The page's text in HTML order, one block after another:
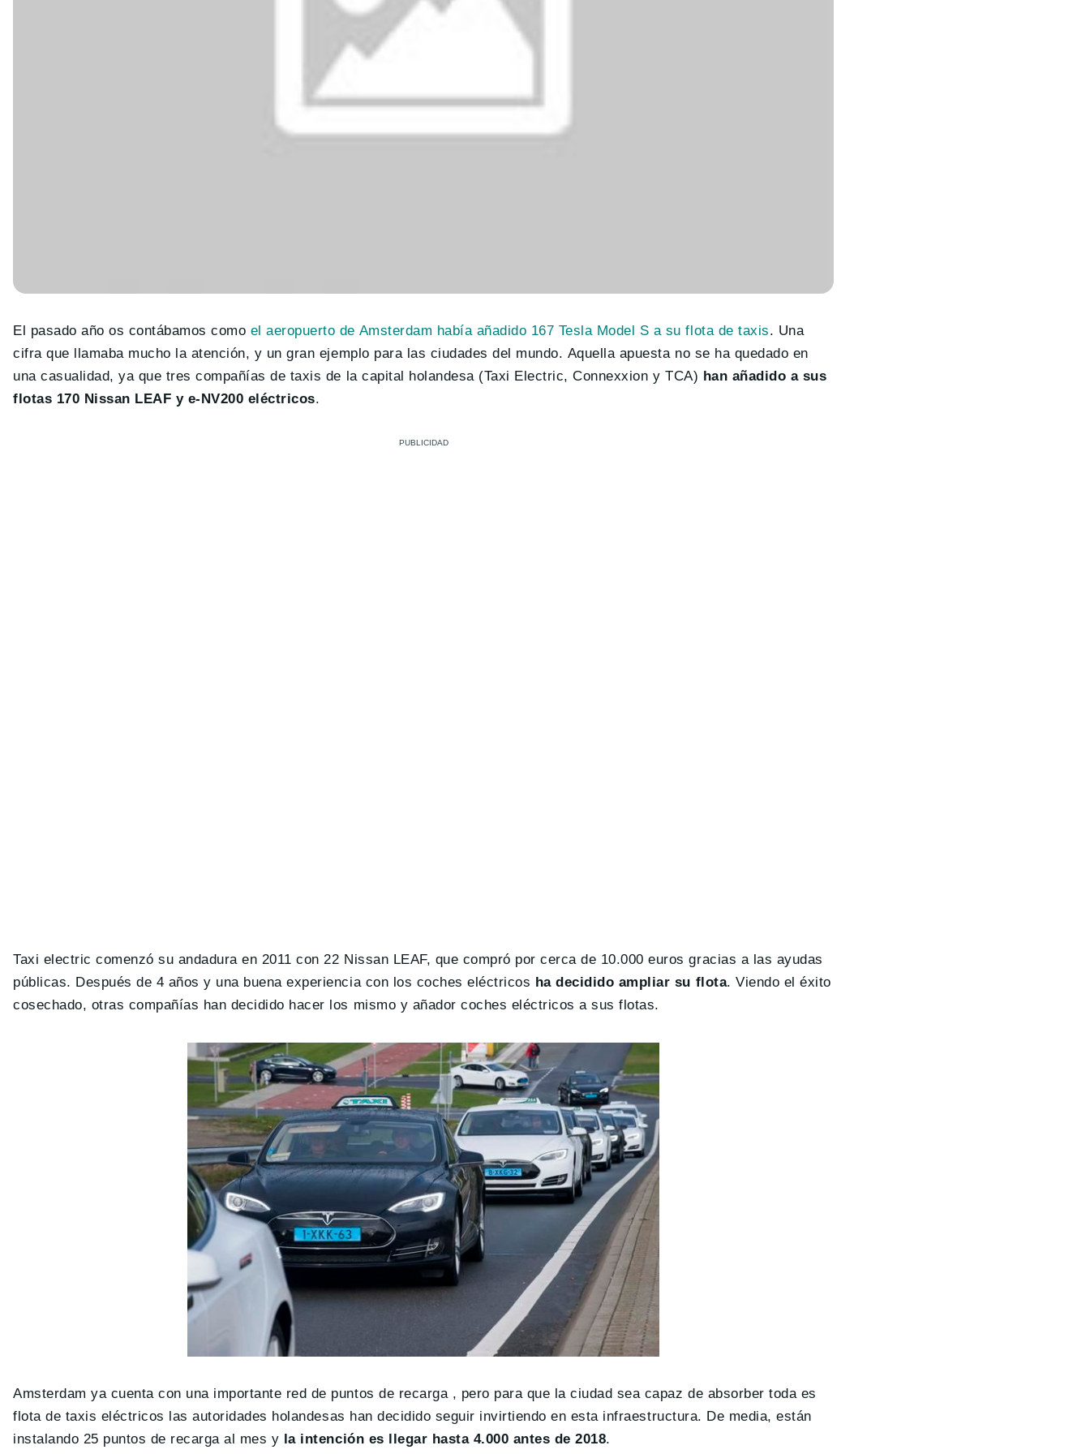
El pasado año os contábamos como el aeropuerto de Amsterdam había añadido 167 Tesla Model S a su flota de taxis. Una
cifra que llamaba mucho la atención, y un gran ejemplo para las ciudades del mundo. Aquella apuesta no se ha quedado en
una casualidad, ya que tres compañías de taxis de la capital holandesa (Taxi Electric, Connexxion y TCA) han añadido a sus
flotas 170 Nissan LEAF y e-NV200 eléctricos.
Taxi electric comenzó su andadura en 2011 con 22 Nissan LEAF, que compró por cerca de 10.000 euros gracias a las ayudas
públicas. Después de 4 años y una buena experiencia con los coches eléctricos ha decidido ampliar su flota. Viendo el éxito
cosechado, otras compañías han decidido hacer los mismo y añador coches eléctricos a sus flotas.
Amsterdam ya cuenta con una importante red de puntos de recarga , pero para que la ciudad sea capaz de absorber toda es
flota de taxis eléctricos las autoridades holandesas han decidido seguir invirtiendo en esta infraestructura. De media, están
instalando 25 puntos de recarga al mes y la intención es llegar hasta 4.000 antes de 2018.